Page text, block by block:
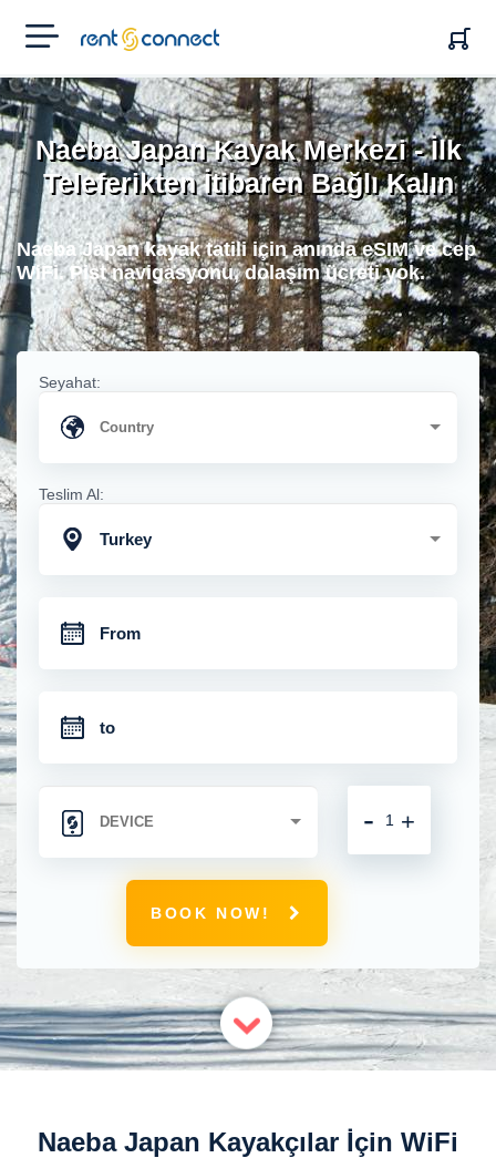
RENT'N
CONNECT
Naeba Japan Kayak Merkezi - İlk
Teleferikten İtibaren Bağlı Kalın
Naeba Japan kayak tatili için anında eSIM ve cep
WiFi. Pist navigasyonu, dolaşım ücreti yok.
Seyahat:
Teslim Al:
Turkey
+
-
BOOK NOW!
Naeba Japan Kayakçılar İçin WiFi